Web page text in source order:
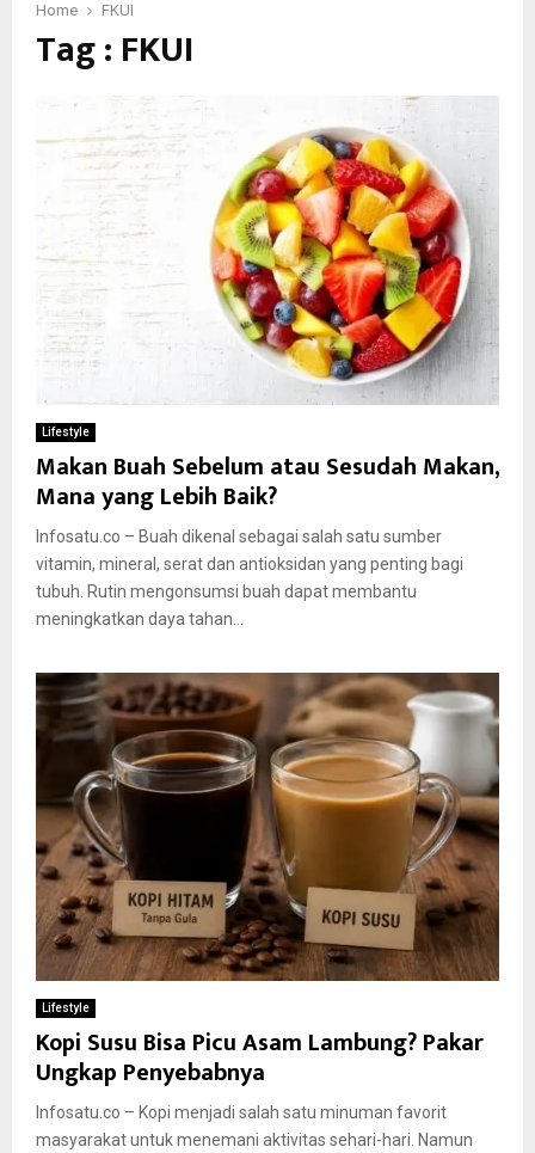
Home FKUI
Tag : FKUI
Lifestyle
Makan Buah Sebelum atau Sesudah Makan,
Mana yang Lebih Baik?
Infosatu.co – Buah dikenal sebagai salah satu sumber
vitamin, mineral, serat dan antioksidan yang penting bagi
tubuh. Rutin mengonsumsi buah dapat membantu
meningkatkan daya tahan...
Lifestyle
Kopi Susu Bisa Picu Asam Lambung? Pakar
Ungkap Penyebabnya
Infosatu.co – Kopi menjadi salah satu minuman favorit
masyarakat untuk menemani aktivitas sehari-hari. Namun